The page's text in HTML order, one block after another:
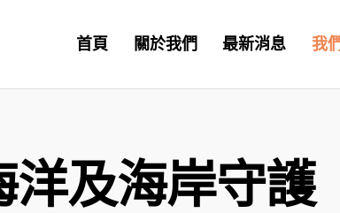
首頁 關於我們 最新消息 我
洋及海岸守護